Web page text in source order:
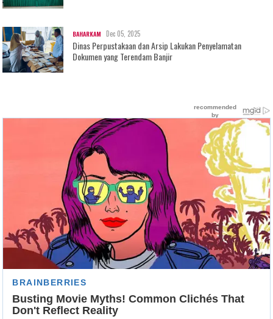
BAHARKAM Dec 05, 2025
Dinas Perpustakaan dan Arsip Lakukan Penyelamatan
Dokumen yang Terendam Banjir